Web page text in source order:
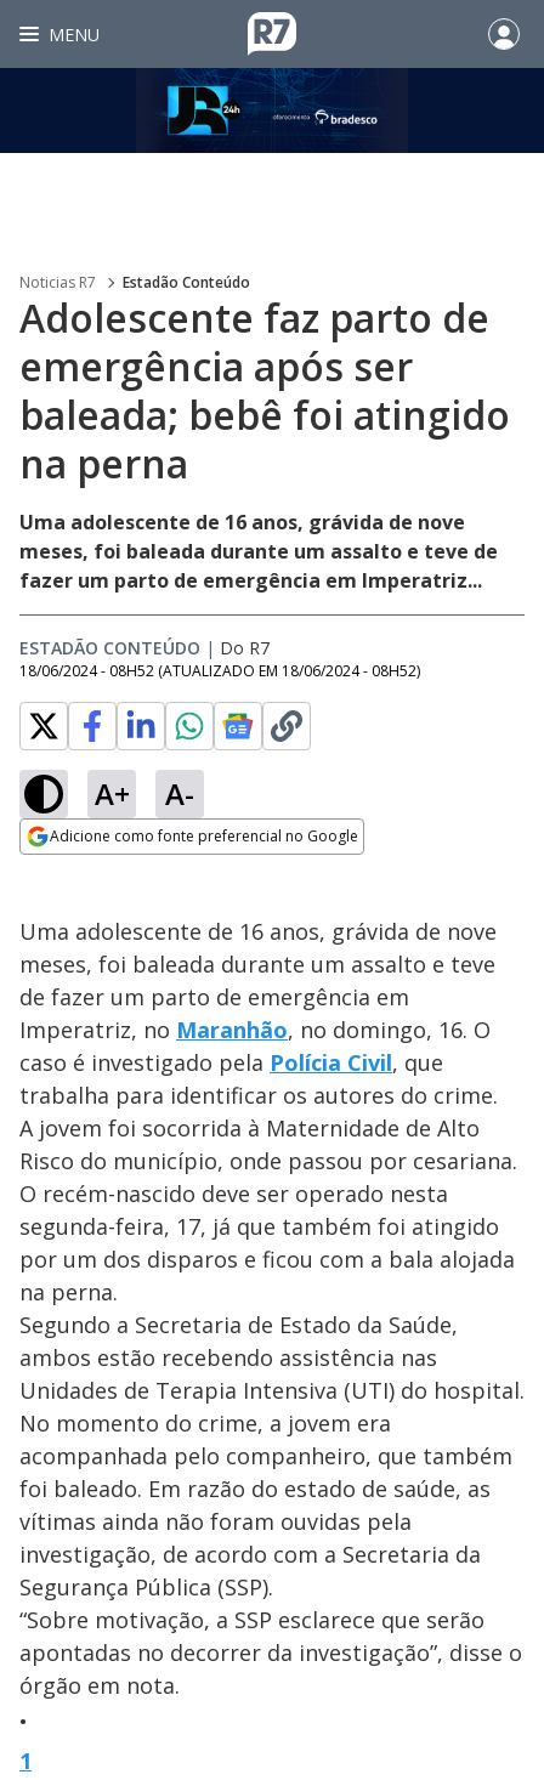
MENU
Noticias R7 Estadão Conteúdo
Adolescente faz parto de
emergência após ser
baleada; bebê foi atingido
na perna
Uma adolescente de 16 anos, grávida de nove
meses, foi baleada durante um assalto e teve de
fazer um parto de emergência em Imperatriz...
ESTADÃO CONTEÚDO | Do R7
18/06/2024 - 08H52 (ATUALIZADO EM 18/06/2024 - 08H52)
A+ A-
Adicione como fonte preferencial no Google
Uma adolescente de 16 anos, grávida de nove
meses, foi baleada durante um assalto e teve
de fazer um parto de emergência em
Imperatriz, no Maranhão, no domingo, 16. O
caso é investigado pela Polícia Civil, que
trabalha para identificar os autores do crime.
A jovem foi socorrida à Maternidade de Alto
Risco do município, onde passou por cesariana.
O recém-nascido deve ser operado nesta
segunda-feira, 17, já que também foi atingido
por um dos disparos e ficou com a bala alojada
na perna.
Segundo a Secretaria de Estado da Saúde,
ambos estão recebendo assistência nas
Unidades de Terapia Intensiva (UTI) do hospital.
No momento do crime, a jovem era
acompanhada pelo companheiro, que também
foi baleado. Em razão do estado de saúde, as
vítimas ainda não foram ouvidas pela
investigação, de acordo com a Secretaria da
Segurança Pública (SSP).
“Sobre motivação, a SSP esclarece que serão
apontadas no decorrer da investigação”, disse o
órgão em nota.
1